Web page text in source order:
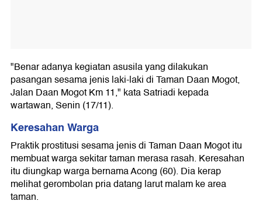
"Benar adanya kegiatan asusila yang dilakukan
pasangan sesama jenis laki-laki di Taman Daan Mogot,
Jalan Daan Mogot Km 11," kata Satriadi kepada
wartawan, Senin (17/11).
Keresahan Warga
Praktik prostitusi sesama jenis di Taman Daan Mogot itu
membuat warga sekitar taman merasa rasah. Keresahan
itu diungkap warga bernama Acong (60). Dia kerap
melihat gerombolan pria datang larut malam ke area
taman.